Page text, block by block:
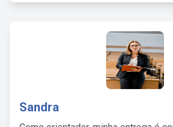
Sandra